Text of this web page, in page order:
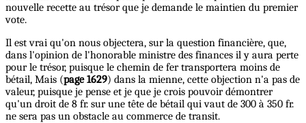
nouvelle recette au trésor que je demande le maintien du premier
vote.
Il est vrai qu'on nous objectera, sur la question financière, que,
dans l'opinion de l'honorable ministre des finances il y aura perte
pour le trésor, puisque le chemin de fer transportera moins de
bétail, Mais (page 1629) dans la mienne, cette objection n'a pas de
valeur, puisque je pense et je que je crois pouvoir démontrer
qu'un droit de 8 fr. sur une tête de bétail qui vaut de 300 à 350 fr.
ne sera pas un obstacle au commerce de transit.